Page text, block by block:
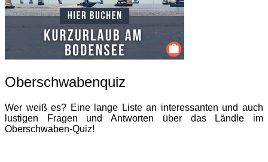
Oberschwabenquiz
Wer weiß es? Eine lange Liste an interessanten und auch
lustigen Fragen und Antworten über das Ländle im
Oberschwaben-Quiz!